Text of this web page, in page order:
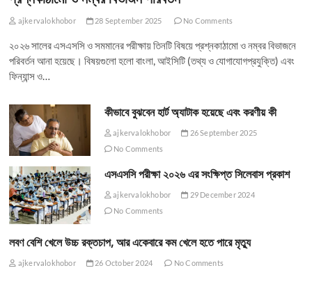
ajkervalokhobor 28 September 2025 No Comments
২০২৬ সালের এসএসসি ও সমমানের পরীক্ষায় তিনটি বিষয়ে প্রশ্নকাঠামো ও নম্বর বিভাজনে
পরিবর্তন আনা হয়েছে। বিষয়গুলো হলো বাংলা, আইসিটি (তথ্য ও যোগাযোগপ্রযুক্তি) এবং
ফিন্যান্স ও…
কীভাবে বুঝবেন হার্ট অ্যাটাক হয়েছে এবং করণীয় কী
ajkervalokhobor
26 September 2025
No Comments
এসএসসি পরীক্ষা ২০২৬ এর সংক্ষিপ্ত সিলেবাস প্রকাশ
ajkervalokhobor
29 December 2024
No Comments
লবণ বেশি খেলে উচ্চ রক্তচাপ, আর একেবারে কম খেলে হতে পারে মৃত্যু
ajkervalokhobor 26 October 2024 No Comments